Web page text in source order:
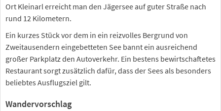
Ort Kleinarl erreicht man den Jägersee auf guter Straße nach
rund 12 Kilometern.
Ein kurzes Stück vor dem in ein reizvolles Bergrund von
Zweitausendern eingebetteten See bannt ein ausreichend
großer Parkplatz den Autoverkehr. Ein bestens bewirtschaftetes
Restaurant sorgt zusätzlich dafür, dass der Sees als besonders
beliebtes Ausflugsziel gilt.
Wandervorschlag